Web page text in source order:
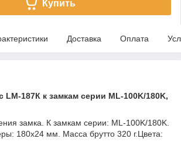
Купить
Доставка Оплата
LM-187К к замкам серии ML-100K/180K,
замка. К замкам серии: ML-100K/180K.
180х24 мм. Масса брутто 320 г.Цвета: